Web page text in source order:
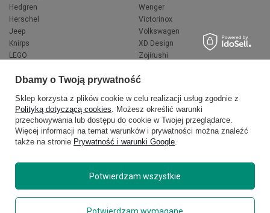
Hedgren
Herschel
Jeep
Knirps
LEGO
National Geographic
Wenger
Victorinox
Volkswagen
XD Design
Zojirushi
VANS
Copyright © 2026 delcaso.pl. Wszelkie prawa zastrzeżone.
Dbamy o Twoją prywatność
Sklep korzysta z plików cookie w celu realizacji usług zgodnie z
Polityką dotyczącą cookies. Możesz określić warunki
przechowywania lub dostępu do cookie w Twojej przeglądarce.
Więcej informacji na temat warunków i prywatności można znaleźć
także na stronie Prywatność i warunki Google.
Potwierdzam wymagane
Potwierdzam wszystkie